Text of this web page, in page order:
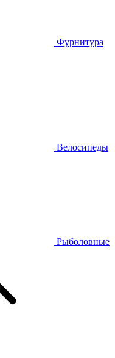
Фурнитура
Велосипеды
Рыболовные